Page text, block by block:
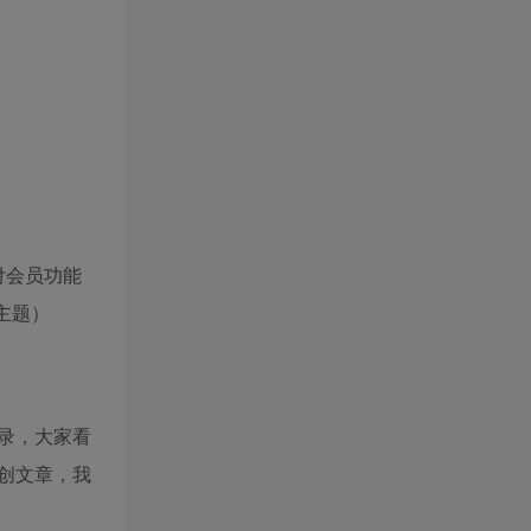
员功能
）
，大家看
文章，我